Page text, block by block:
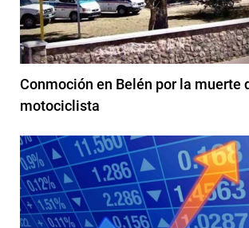
Conmoción en Belén por la muerte
motociclista